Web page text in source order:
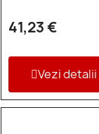
41,23 €
Vezi detalii